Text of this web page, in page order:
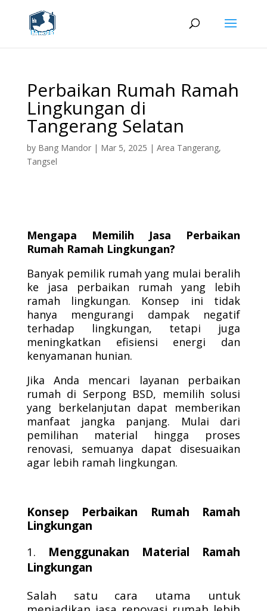
Perbaikan Rumah Ramah
Lingkungan di
Tangerang Selatan
by Bang Mandor| Mar 5, 2025 | Area Tangerang,
Tangsel
Mengapa Memilih Jasa Perbaikan
Rumah Ramah Lingkungan?
Banyak pemilik rumah yang mulai beralih
ke jasa perbaikan rumah yang lebih
ramah lingkungan. Konsep ini tidak
hanya mengurangi dampak negatif
terhadap lingkungan, tetapi juga
meningkatkan efisiensi energi dan
kenyamanan hunian.
Jika Anda mencari layanan perbaikan
rumah di Serpong BSD, memilih solusi
yang berkelanjutan dapat memberikan
manfaat jangka panjang. Mulai dari
pemilihan material hingga proses
renovasi, semuanya dapat disesuaikan
agar lebih ramah lingkungan.
Konsep Perbaikan Rumah Ramah
Lingkungan
Menggunakan Material Ramah
Lingkungan
Salah satu cara utama untuk